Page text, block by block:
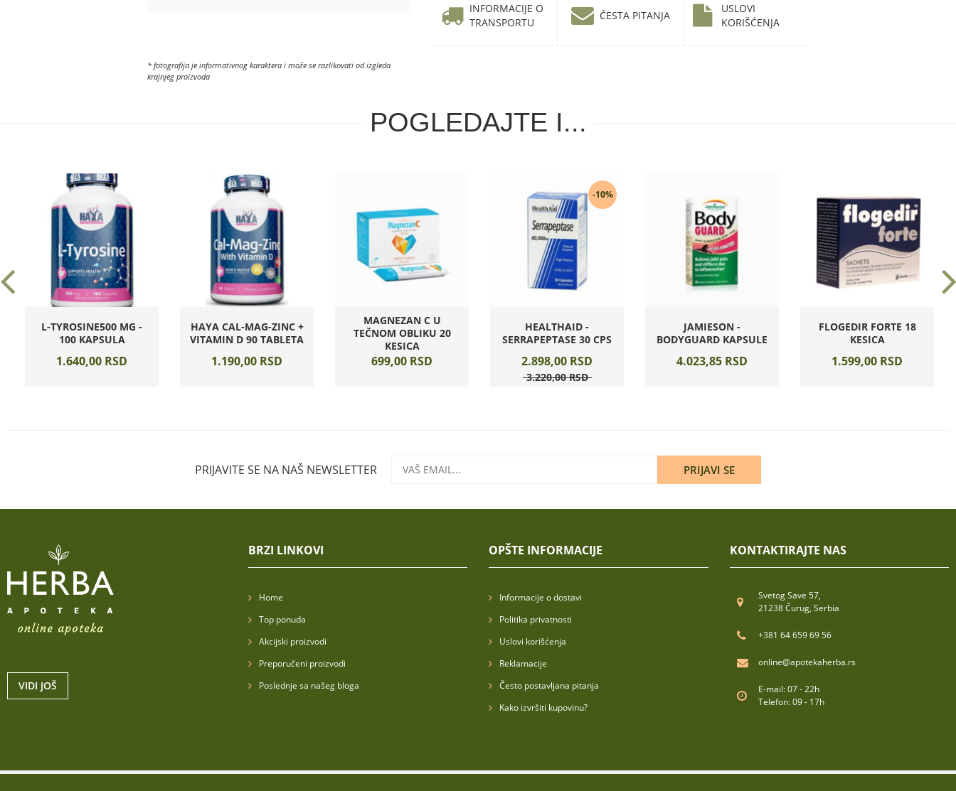
* fotografija je informativnog karaktera i može se razlikovati od izgleda
krajnjeg proizvoda
INFORMACIJE O
TRANSPORTU
ČESTA PITANJA
USLOVI
KORIŠĆENJA
POGLEDAJTE I...
L-TYROSINE500 MG -
100 KAPSULA
1.640,00 RSD
HAYA CAL-MAG-ZINC +
VITAMIN D 90 TABLETA
1.190,00 RSD
MAGNEZAN C U
TEČNOM OBLIKU 20
KESICA
699,00 RSD
-10%
HEALTHAID -
SERRAPEPTASE 30 CPS
2.898,00 RSD
3.220,00 RSD
JAMIESON -
BODYGUARD KAPSULE
4.023,85 RSD
FLOGEDIR FORTE 18
KESICA
1.599,00 RSD
PRIJAVITE SE NA NAŠ NEWSLETTER PRIJAVI SE
VIDI JOŠ
BRZI LINKOVI
Home
Top ponuda
Akcijski proizvodi
Preporučeni proizvodi
Poslednje sa našeg bloga
OPŠTE INFORMACIJE
Informacije o dostavi
Politika privatnosti
Uslovi korišćenja
Reklamacije
Često postavljana pitanja
Kako izvršiti kupovinu?
KONTAKTIRAJTE NAS
Svetog Save 57,
21238 Čurug, Serbia
+381 64 659 69 56
online@apotekaherba.rs
E-mail: 07 - 22h
Telefon: 09 - 17h